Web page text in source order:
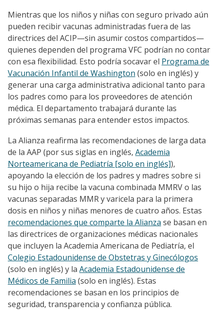
Mientras que los niños y niñas con seguro privado aún
pueden recibir vacunas administradas fuera de las
directrices del ACIP—sin asumir costos compartidos—
quienes dependen del programa VFC podrían no contar
con esa flexibilidad. Esto podría socavar el Programa de
Vacunación Infantil de Washington (solo en inglés) y
generar una carga administrativa adicional tanto para
los padres como para los proveedores de atención
médica. El departamento trabajará durante las
próximas semanas para entender estos impactos.
La Alianza reafirma las recomendaciones de larga data
de la AAP (por sus siglas en inglés, Academia
Norteamericana de Pediatría [solo en inglés]),
apoyando la elección de los padres y madres sobre si
su hijo o hija recibe la vacuna combinada MMRV o las
vacunas separadas MMR y varicela para la primera
dosis en niños y niñas menores de cuatro años. Estas
recomendaciones que comparte la Alianza se basan en
las directrices de organizaciones médicas nacionales
que incluyen la Academia Americana de Pediatría, el
Colegio Estadounidense de Obstetras y Ginecólogos
(solo en inglés) y la Academia Estadounidense de
Médicos de Familia (solo en inglés). Estas
recomendaciones se basan en los principios de
seguridad, transparencia y confianza pública.